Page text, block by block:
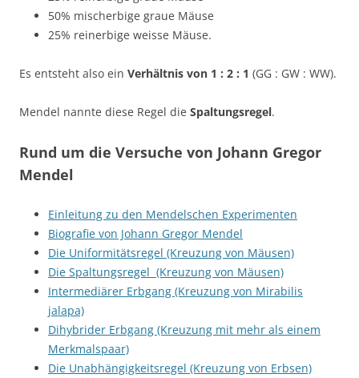
50% mischerbige graue Mäuse
25% reinerbige weisse Mäuse.
Es entsteht also ein Verhältnis von 1 : 2 : 1 (GG : GW : WW).
Mendel nannte diese Regel die Spaltungsregel.
Rund um die Versuche von Johann Gregor
Mendel
Einleitung zu den Mendelschen Experimenten
Biografie von Johann Gregor Mendel
Die Uniformitätsregel (Kreuzung von Mäusen)
Die Spaltungsregel (Kreuzung von Mäusen)
Intermediärer Erbgang (Kreuzung von Mirabilis
jalapa)
Dihybrider Erbgang (Kreuzung mit mehr als einem
Merkmalspaar)
Die Unabhängigkeitsregel (Kreuzung von Erbsen)